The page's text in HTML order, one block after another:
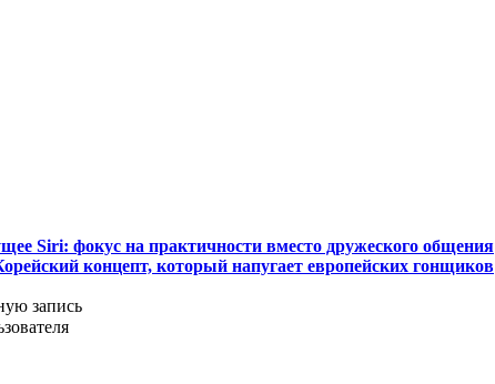
Siri: фокус на практичности вместо дружеского общения
концепт, который напугает европейских гонщиков
запись